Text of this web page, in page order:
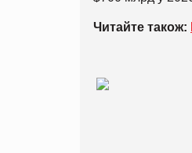
Читайте також: